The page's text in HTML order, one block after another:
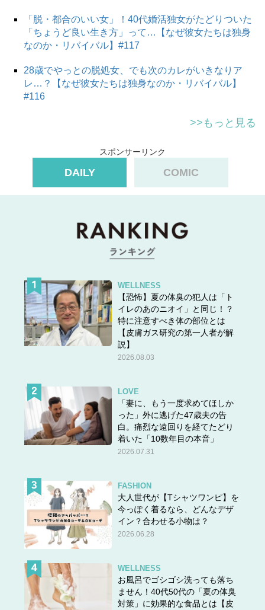
▶▶次のページ：後輩女子が片思いする彼を「略奪」した
理由って？ 後編
＜＜前の話
「脱・都合のいい女」！40代婚活独女がたどりついた
「ちょうど良い生き方」って…【なぜ彼女たちは独身
なのか・リバイバル】#117
28歳でやっとの脱処女、でも次のカレがいきなりア
レ…？【なぜ彼女たちは独身なのか・リバイバル】
#116
>>もっと見る
スポンサーリンク
DAILY COMIC
WELLNESS
【恐怖】夏の体臭の犯人は「ト
イレのあのニオイ」と同じ！？
特に注意すべき体の部位とは
【皮膚ガス研究の第一人者が解
説】
2026.08.03
LOVE
「妻に、もう一度求めてほしか
った」外に逃げた47歳夫の告
白。痛烈な遠回りを経てたどり
着いた「10数年目の本音」
2026.07.31
FASHION
大人世代が【Tシャツワンピ】を
今っぽく着るなら、どんなデザ
イン？合わせる小物は？
2026.06.28
WELLNESS
お風呂でゴシゴシ洗っても落ち
ません！40代50代の「夏の体臭
対策」に効果的な食品とは【皮